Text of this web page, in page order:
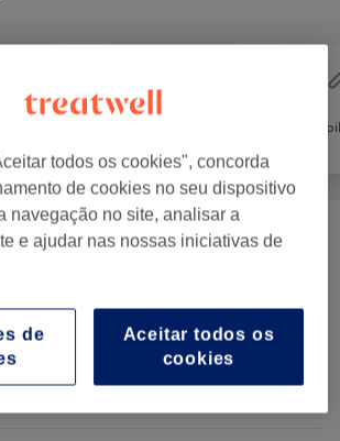
e
Tratamento de
desde € 5,50
centro
todos os cookies", concorda
de cookies no seu dispositivo
navegação no site, analisar a
e ajudar nas nossas iniciativas de
Aceitar todos os
cookies
de